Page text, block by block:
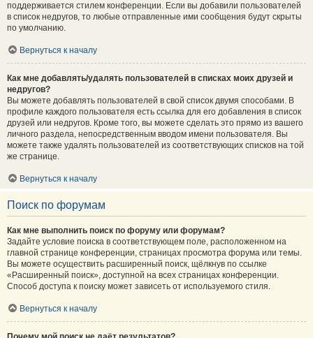
поддерживается стилем конференции. Если вы добавили пользователей
в список недругов, то любые отправленные ими сообщения будут скрыты
по умолчанию.
Вернуться к началу
Как мне добавлять/удалять пользователей в списках моих друзей и
недругов?
Вы можете добавлять пользователей в свой список двумя способами. В
профиле каждого пользователя есть ссылка для его добавления в список
друзей или недругов. Кроме того, вы можете сделать это прямо из вашего
личного раздела, непосредственным вводом имени пользователя. Вы
можете также удалять пользователей из соответствующих списков на той
же странице.
Вернуться к началу
Поиск по форумам
Как мне выполнить поиск по форуму или форумам?
Задайте условие поиска в соответствующем поле, расположенном на
главной странице конференции, страницах просмотра форума или темы.
Вы можете осуществить расширенный поиск, щёлкнув по ссылке
«Расширенный поиск», доступной на всех страницах конференции.
Способ доступа к поиску может зависеть от используемого стиля.
Вернуться к началу